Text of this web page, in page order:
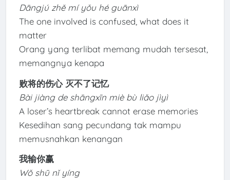
Dāngjú zhě mí yǒu hé guānxì
The one involved is confused, what does it
matter
Orang yang terlibat memang mudah tersesat,
memangnya kenapa
败将的伤心 灭不了记忆
Bài jiàng de shāngxīn miè bù liǎo jìyì
A loser’s heartbreak cannot erase memories
Kesedihan sang pecundang tak mampu
memusnahkan kenangan
我输你赢
Wǒ shū nǐ yíng